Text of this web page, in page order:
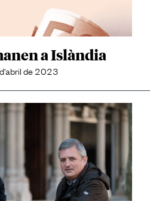
a Islàndia
de 2023